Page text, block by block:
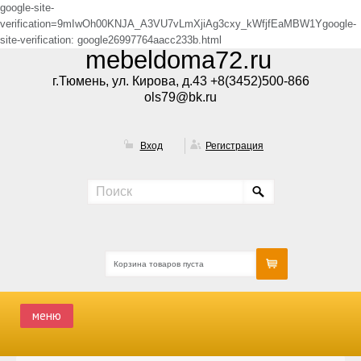
google-site-
verification=9mIwOh00KNJA_A3VU7vLmXjiAg3cxy_kWfjfEaMBW1Ygoogle-
site-verification: google26997764aacc233b.html
mebeldoma72.ru
г.Тюмень, ул. Кирова, д.43 +8(3452)500-866
ols79@bk.ru
Вход Регистрация
Корзина товаров пуста
меню